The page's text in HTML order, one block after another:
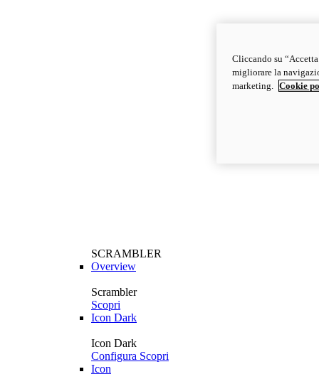
SCRAMBLER
Overview
Scrambler
Scopri
Icon Dark
Icon Dark
Configura Scopri
Icon
Cliccando su
migliorare la
marketing.
Cookie